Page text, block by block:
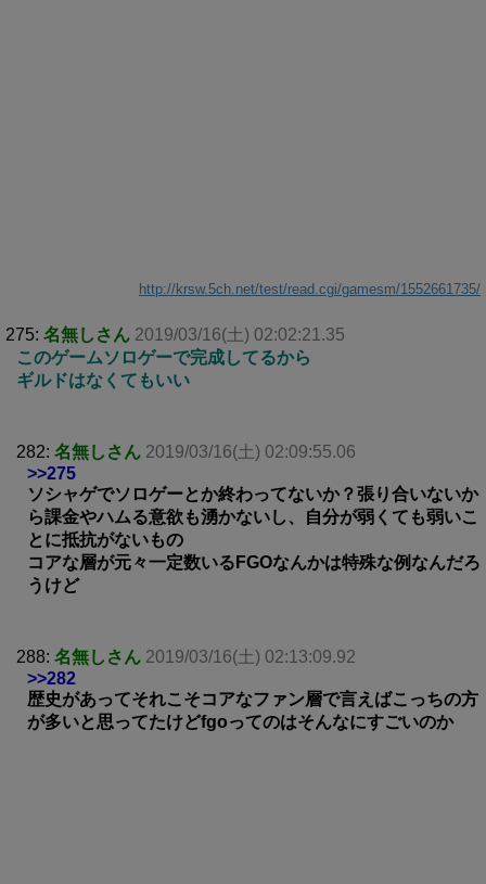
http://krsw.5ch.net/test/read.cgi/gamesm/1552661735/
275: 名無しさん 2019/03/16(土) 02:02:21.35
このゲームソロゲーで完成してるから
ギルドはなくてもいい
282: 名無しさん 2019/03/16(土) 02:09:55.06
>>275
ソシャゲでソロゲーとか終わってないか？張り合いないか
ら課金やハムる意欲も湧かないし、自分が弱くても弱いこ
とに抵抗がないもの
コアな層が元々一定数いるFGOなんかは特殊な例なんだろ
うけど
288: 名無しさん 2019/03/16(土) 02:13:09.92
>>282
歴史があってそれこそコアなファン層で言えばこっちの方
が多いと思ってたけどfgoってのはそんなにすごいのか